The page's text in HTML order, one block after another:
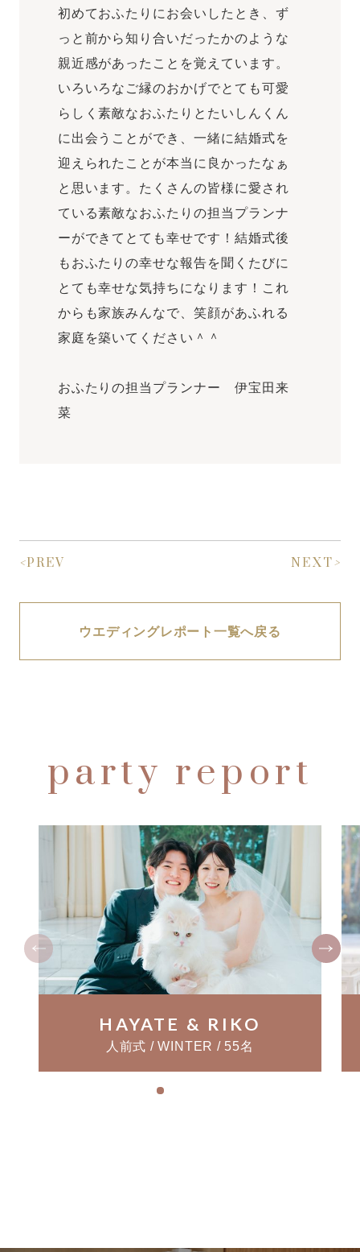
初めておふたりにお会いしたとき、ず
っと前から知り合いだったかのような
親近感があったことを覚えています。
いろいろなご縁のおかげでとても可愛
らしく素敵なおふたりとたいしんくん
に出会うことができ、一緒に結婚式を
迎えられたことが本当に良かったなぁ
と思います。たくさんの皆様に愛され
ている素敵なおふたりの担当プランナ
ーができてとても幸せです！結婚式後
もおふたりの幸せな報告を聞くたびに
とても幸せな気持ちになります！これ
からも家族みんなで、笑顔があふれる
家庭を築いてください＾＾
おふたりの担当プランナー 伊宝田来
菜
<PREV NEXT>
ウエディングレポート一覧へ戻る
party report
HAYATE & RIKO
人前式 / WINTER / 55名